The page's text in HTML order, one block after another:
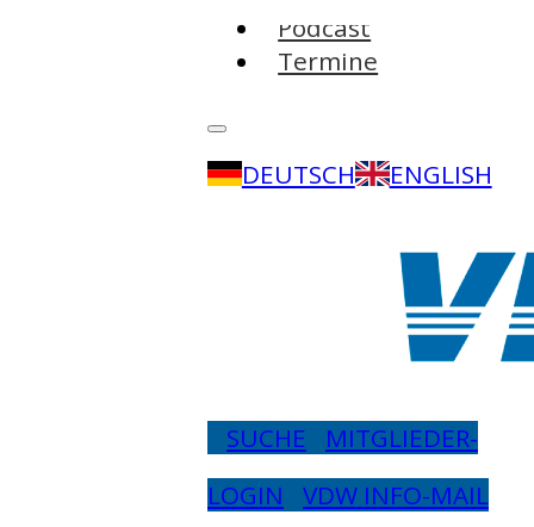
Podcast
Termine
DEUTSCH ENGLISH
SUCHE
MITGLIEDER-
LOGIN
VDW INFO-MAIL